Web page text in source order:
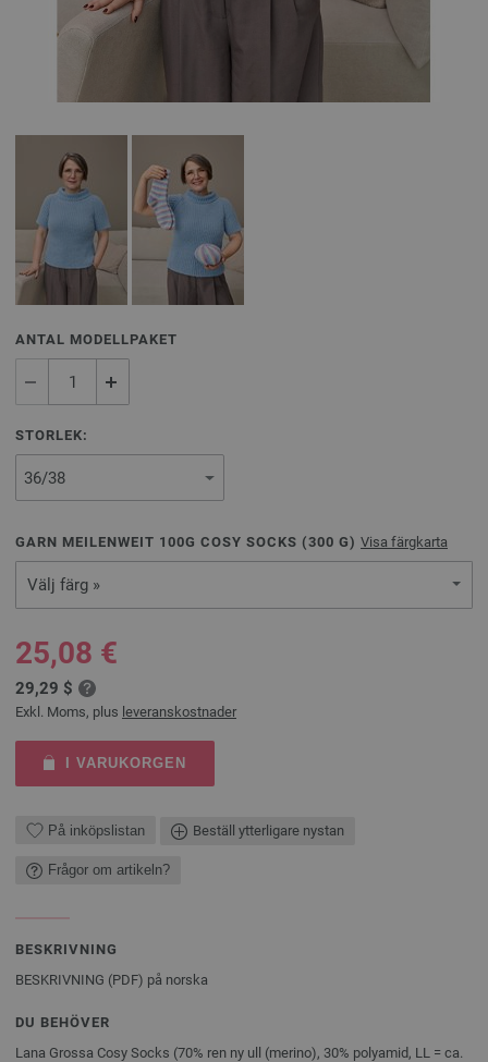
ANTAL MODELLPAKET
STORLEK:
GARN MEILENWEIT 100G COSY SOCKS (300 G) Visa färgkarta
Välj färg »
25,08 €
29,29 $
Exkl. Moms, plus leveranskostnader
I VARUKORGEN
På inköpslistan Beställ ytterligare nystan
Frågor om artikeln?
BESKRIVNING
BESKRIVNING (PDF) på norska
DU BEHÖVER
Lana Grossa Cosy Socks (70% ren ny ull (merino), 30% polyamid, LL = ca.